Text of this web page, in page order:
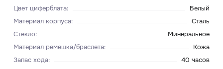
Цвет циферблата:
Белый
Материал корпуса:
Сталь
Стекло:
Минеральное
Материал ремешка/браслета:
Кожа
Запас хода:
40 часов